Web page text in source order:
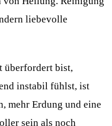
liebevolle
überfordert bist,
instabil fühlst, ist
mehr Erdung und eine
sein als noch